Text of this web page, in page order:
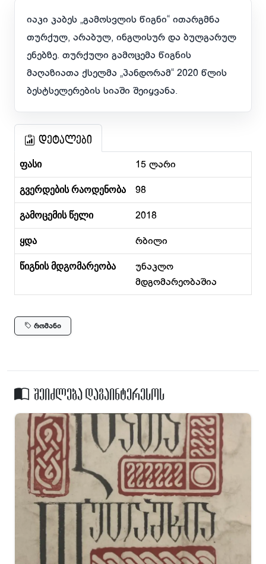
იაკი კაბეს „გამოსვლის წიგნი“ ითარგმნა
თურქულ, არაბულ, ინგლისურ და ბულგარულ
ენებზე. თურქული გამოცემა წიგნის
მაღაზიათა ქსელმა „პანდორამ“ 2020 წლის
ბესტსელერების სიაში შეიყვანა.
დეტალები
ფასი 15 ლარი
გვერდების რაოდენობა 98
გამოცემის წელი 2018
ყდა რბილი
წიგნის მდგომარეობა
უნაკლო
მდგომარეობაშია
რომანი
შეიძლება დაგაინტერესოს